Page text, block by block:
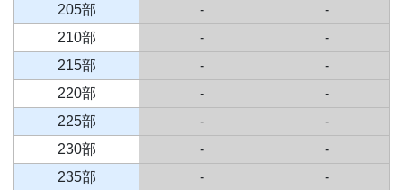
205部 -
-
210部
-
-
215部
-
-
220部
-
-
225部
-
-
230部
-
-
235部
-
-